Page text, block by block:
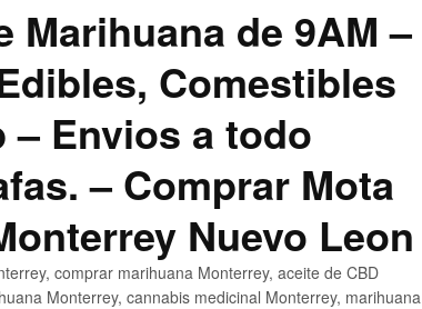
Marihuana de 9AM –
Comestibles
– Envios a todo
– Comprar Mota
Nuevo Leon
comprar marihuana Monterrey, aceite de CBD
Monterrey, cannabis medicinal Monterrey, marihuana